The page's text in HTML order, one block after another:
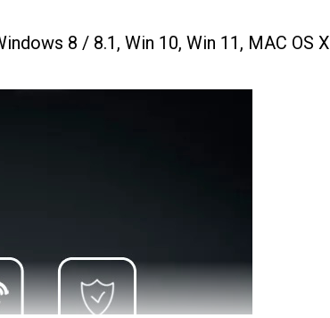
8 / 8.1, Win 10, Win 11, MAC OS X